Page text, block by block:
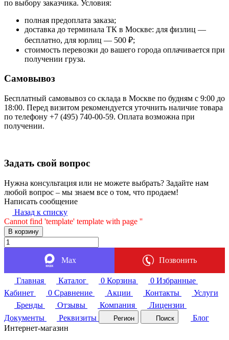
по выбору заказчика. Условия:
полная предоплата заказа;
доставка до терминала ТК в Москве: для физлиц —
бесплатно, для юрлиц — 500 ₽;
стоимость перевозки до вашего города оплачивается при
получении груза.
Самовывоз
Бесплатный самовывоз со склада в Москве по будням с 9:00 до
18:00. Перед визитом рекомендуется уточнить наличие товара
по телефону +7 (495) 740-00-59. Оплата возможна при
получении.
Задать свой вопрос
Нужна консультация или не можете выбрать? Задайте нам
любой вопрос – мы знаем все о том, что продаем!
Написать сообщение
Назад к списку
Cannot find 'template' template with page ''
В корзину
Max Позвонить
Главная Каталог 0 Корзина 0 Избранные
Кабинет
0 Сравнение Акции Контакты
Услуги
Бренды
Отзывы Компания
Лицензии
Документы
Реквизиты Регион Поиск
Блог
Интернет-магазин